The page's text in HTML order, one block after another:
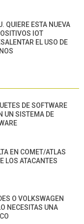
QUIERE ESTA NUEVA
IOT
EL USO DE
DE SOFTWARE
UN SISTEMA DE
EN COMET/ATLAS
LOS ATACANTES
O VOLKSWAGEN
NECESITAS UNA